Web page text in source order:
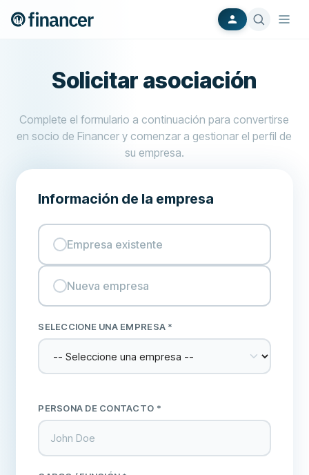
Solicitar asociación
Complete el formulario a continuación para convertirse
en socio de Financer y comenzar a gestionar el perfil de
su empresa.
Información de la empresa
Empresa existente
Nueva empresa
SELECCIONE UNA EMPRESA *
PERSONA DE CONTACTO *